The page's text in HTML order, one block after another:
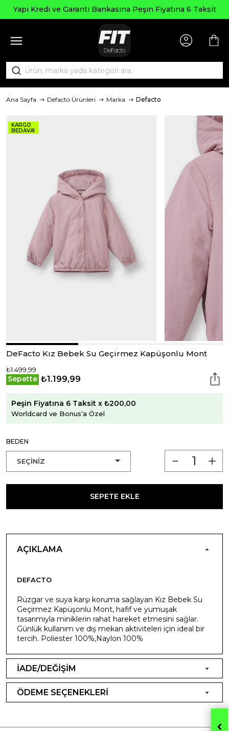
Yapı Kredi ve Garanti Bankasına Peşin Fiyatına 6 Taksit
Ana Sayfa Defacto Ürünleri Marka Defacto
KARGO
BEDAVA!
DeFacto Kız Bebek Su Geçirmez Kapüşonlu Mont
₺1.499,99
Sepette ₺1.199,99
Peşin Fiyatına 6 Taksit x ₺200,00
Worldcard ve Bonus'a Özel
BEDEN
SEPETE EKLE
AÇIKLAMA
DEFACTO
Rüzgar ve suya karşı koruma sağlayan Kız Bebek Su
Geçirmez Kapüşonlu Mont, hafif ve yumuşak
tasarımıyla miniklerin rahat hareket etmesini sağlar.
Günlük kullanım ve dış mekan aktiviteleri için ideal bir
tercih. Poliester 100%,Naylon 100%
İADE/DEĞİŞİM
ÖDEME SEÇENEKLERİ